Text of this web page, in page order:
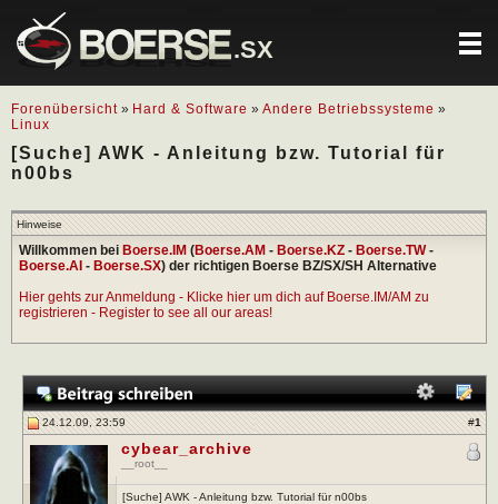
.SX
Forenübersicht » Hard & Software » Andere Betriebssysteme »
Linux
[Suche] AWK - Anleitung bzw. Tutorial für
n00bs
Hinweise
Willkommen bei Boerse.IM (Boerse.AM - Boerse.KZ - Boerse.TW-
Boerse.AI - Boerse.SX) der richtigen Boerse BZ/SX/SH Alternative
Hier gehts zur Anmeldung - Klicke hier um dich auf Boerse.IM/AM zu
registrieren - Register to see all our areas!
24.12.09, 23:59 #1
cybear_archive
__root__
[Suche] AWK - Anleitung bzw. Tutorial für n00bs